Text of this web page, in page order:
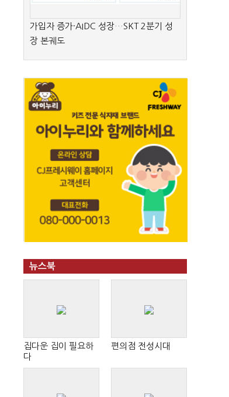
가입자 증가·AIDC 성장…SKT 2분기 성
장 본궤도
뉴스북
집다운 집이 필요하
다
편의점 전성시대